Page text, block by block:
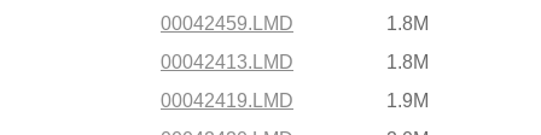
00042459.LMD
1.8M
00042413.LMD
1.8M
00042419.LMD
1.9M